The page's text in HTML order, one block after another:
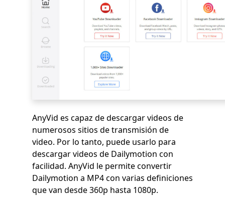
AnyVid es capaz de descargar videos de
numerosos sitios de transmisión de
video. Por lo tanto, puede usarlo para
descargar videos de Dailymotion con
facilidad. AnyVid le permite convertir
Dailymotion a MP4 con varias definiciones
que van desde 360p hasta 1080p.